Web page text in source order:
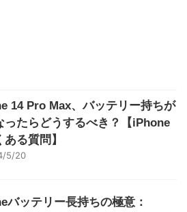
14 Pro Max、バッテリー持ちが
ったらどうするべき？【iPhone
る質問】
5/20
バッテリー長持ちの極意：